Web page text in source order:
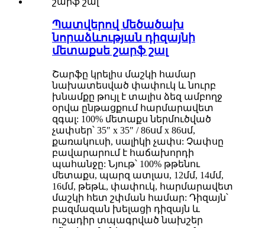
Պատվերով մեծածախ
նորաձևության դիզայնի
մետաքսե շարֆ շալ
Շարֆը կրելիս մաշկի համար
նախատեսված փափուկ և նուրբ
խնամքը թույլ է տալիս ձեզ ամբողջ
օրվա ընթացքում հարմարավետ
զգալ: 100% մետաքս ներմուծված
չափսեր՝ 35″ x 35″ / 86սմ x 86սմ,
քառակուսի, սալիկի չափս: Չափսը
բավարարում է հաճախորդի
պահանջը: Նյութ՝ 100% թթենու
մետաքս, պարզ ատլաս, 12մմ, 14մմ,
16մմ, թեթև, փափուկ, հարմարավետ
մաշկի հետ շփման համար: Դիզայն՝
բազմազան խելացի դիզայն և
ուշադիր տպագրված նախշեր